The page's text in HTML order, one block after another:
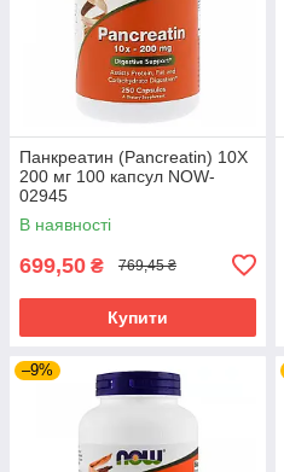
Панкреатин (Pancreatin) 10X
200 мг 100 капсул NOW-
02945
В наявності
699,50 ₴ 769,45 ₴
Купити
–9%